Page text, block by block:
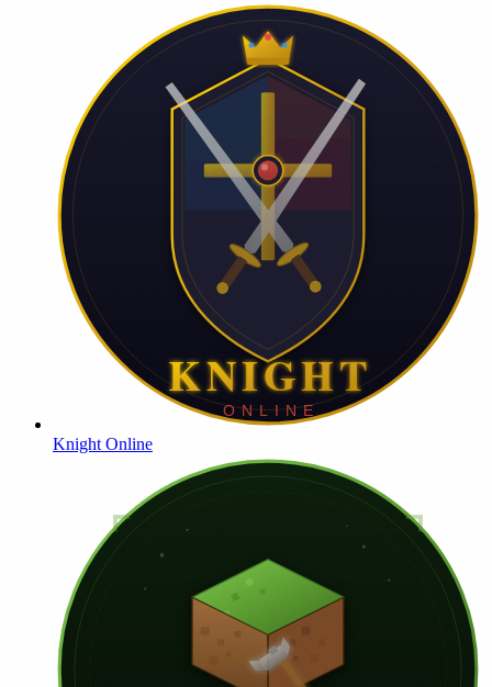
Knight Online